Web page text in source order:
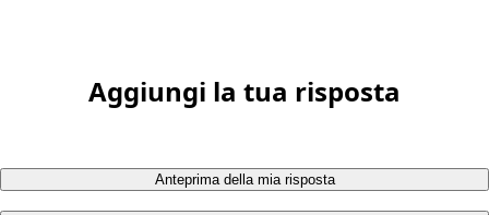
Aggiungi la tua risposta
Anteprima della mia risposta